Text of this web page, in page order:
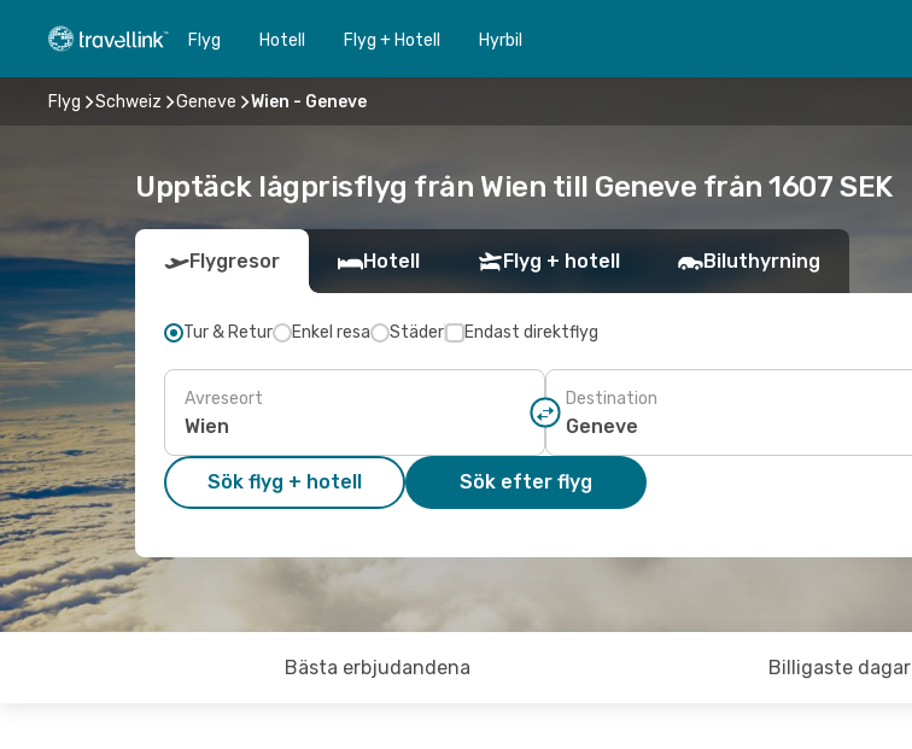
Flyg Hotell Flyg + Hotell Hyrbil
Flyg Schweiz Geneve Wien - Geneve
Upptäck lågprisflyg från Wien till Geneve från 1607 SEK
Flygresor Hotell Flyg + hotell Biluthyrning
Tur & Retur Enkel resa Städer Endast direktflyg
Avreseort Destination
Sök flyg + hotell Sök efter flyg
Bästa erbjudandena Billigaste dagar